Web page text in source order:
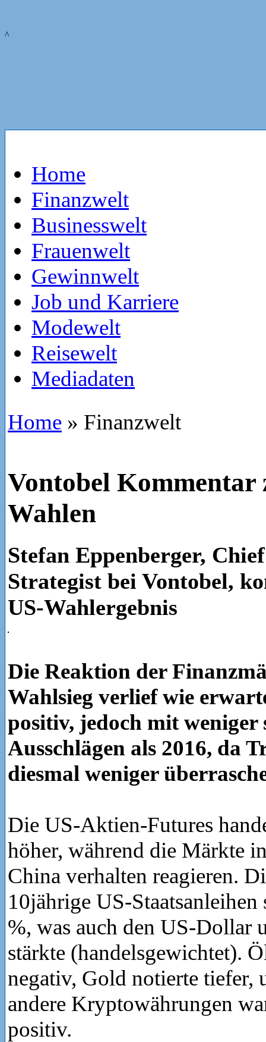
^
Home
Finanzwelt
Businesswelt
Frauenwelt
Gewinnwelt
Job und Karriere
Modewelt
Reisewelt
Mediadaten
Home » Finanzwelt
Vontobel Kommentar
Wahlen
Stefan Eppenberger,
Strategist bei Vontobel,
US-Wahlergebnis
Die Reaktion der
Wahlsieg verlief wie
positiv, jedoch mit weniger
Ausschlägen als 2016, da
diesmal weniger
Die US-Aktien-Futures
höher, während die Märkte
China verhalten reagieren.
10jährige US-
%, was auch den US-Dollar
stärkte (handelsgewichtet).
negativ, Gold notierte tiefer,
andere Kryptowährungen
positiv.